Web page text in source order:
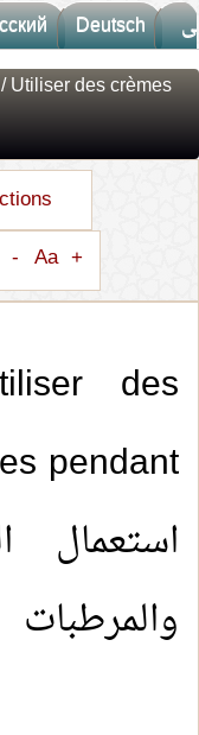
Deutsch
Utiliser des crèmes
- Aa +
des
pendant